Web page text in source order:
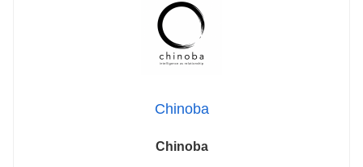
Chinoba
Chinoba